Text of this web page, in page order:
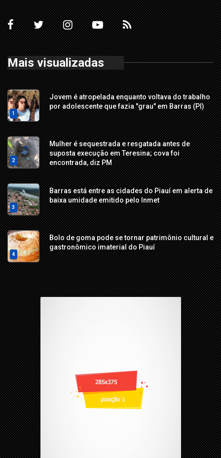
Mais visualizadas
1
Jovem é atropelada enquanto voltava do trabalho
por adolescente que fazia "grau" em Barras (PI)
2
Mulher é sequestrada e resgatada antes de
suposta execução em Teresina; cova foi
encontrada, diz PM
3
Barras está entre as cidades do Piauí em alerta de
baixa umidade emitido pelo Inmet
4
Bolo de goma pode se tornar patrimônio cultural e
gastronômico imaterial do Piauí